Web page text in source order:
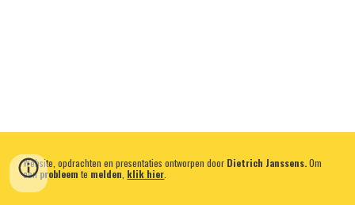
Website, opdrachten en presentaties ontworpen door Dietrich Janssens.Om
eenprobleem te melden klik hier